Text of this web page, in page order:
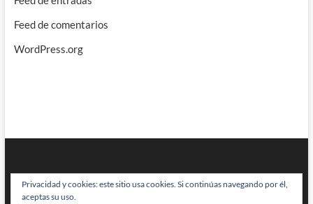
Feed de comentarios
WordPress.org
Privacidad y cookies: este sitio usa cookies. Si continúas navegando por él,
aceptas su uso.